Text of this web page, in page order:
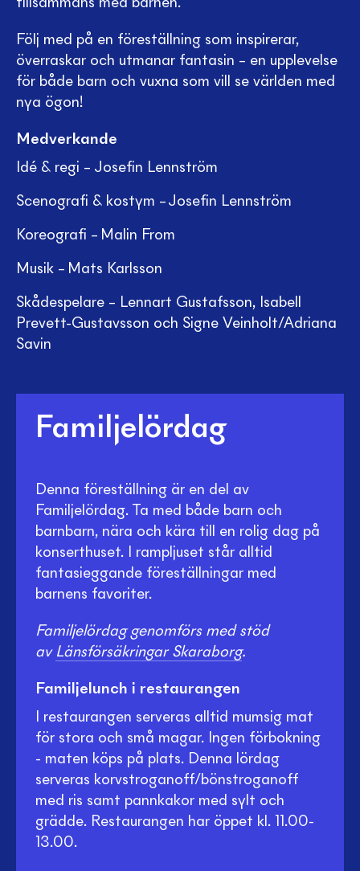
tillsammans med barnen.
Följ med på en föreställning som inspirerar,
överraskar och utmanar fantasin – en upplevelse
för både barn och vuxna som vill se världen med
nya ögon!
Medverkande
Idé & regi – Josefin Lennström
Scenografi & kostym – Josefin Lennström
Koreografi – Malin From
Musik – Mats Karlsson
Skådespelare – Lennart Gustafsson, Isabell
Prevett-Gustavsson och Signe Veinholt/Adriana
Savin
Familjelördag
Denna föreställning är en del av
Familjelördag. Ta med både barn och
barnbarn, nära och kära till en rolig dag på
konserthuset. I rampljuset står alltid
fantasieggande föreställningar med
barnens favoriter.
Familjelördag genomförs med stöd
av Länsförsäkringar Skaraborg.
Familjelunch i restaurangen
I restaurangen serveras alltid mumsig mat
för stora och små magar. Ingen förbokning
- maten köps på plats. Denna lördag
serveras korvstroganoff/bönstroganoff
med ris samt pannkakor med sylt och
grädde. Restaurangen har öppet kl. 11.00-
13.00.